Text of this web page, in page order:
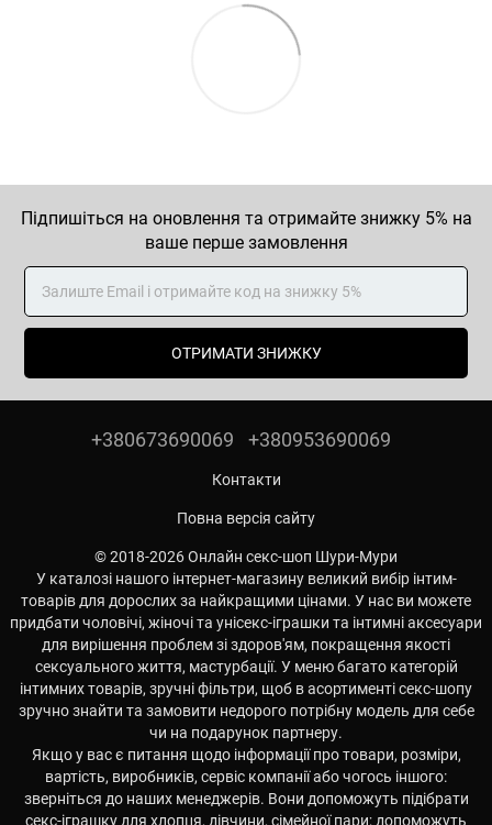
Підпишіться на оновлення та отримайте знижку 5% на
ваше перше замовлення
ОТРИМАТИ ЗНИЖКУ
+380673690069 +380953690069
Контакти
Повна версія сайту
© 2018-2026 Онлайн секс-шоп Шури-Мури
У каталозі нашого інтернет-магазину великий вибір інтим-
товарів для дорослих за найкращими цінами. У нас ви можете
придбати чоловічі, жіночі та унісекс-іграшки та інтимні аксесуари
для вирішення проблем зі здоров'ям, покращення якості
сексуального життя, мастурбації. У меню багато категорій
інтимних товарів, зручні фільтри, щоб в асортименті секс-шопу
зручно знайти та замовити недорого потрібну модель для себе
чи на подарунок партнеру.
Якщо у вас є питання щодо інформації про товари, розміри,
вартість, виробників, сервіс компанії або чогось іншого:
зверніться до наших менеджерів. Вони допоможуть підібрати
секс-іграшку для хлопця, дівчини, сімейної пари; допоможуть